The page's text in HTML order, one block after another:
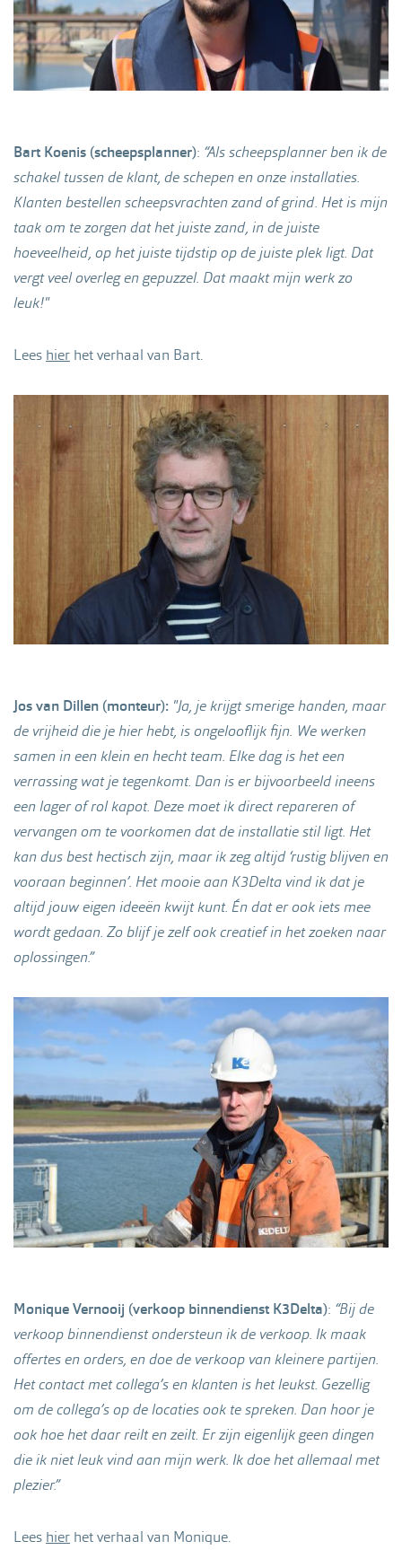
Bart Koenis (scheepsplanner): “Als scheepsplanner ben ik de
schakel tussen de klant, de schepen en onze installaties.
Klanten bestellen scheepsvrachten zand of grind. Het is mijn
taak om te zorgen dat het juiste zand, in de juiste
hoeveelheid, op het juiste tijdstip op de juiste plek ligt. Dat
vergt veel overleg en gepuzzel. Dat maakt mijn werk zo
leuk!"
Lees hier het verhaal van Bart.
Jos van Dillen (monteur): "Ja, je krijgt smerige handen, maar
de vrijheid die je hier hebt, is ongelooflijk fijn. We werken
samen in een klein en hecht team. Elke dag is het een
verrassing wat je tegenkomt. Dan is er bijvoorbeeld ineens
een lager of rol kapot. Deze moet ik direct repareren of
vervangen om te voorkomen dat de installatie stil ligt. Het
kan dus best hectisch zijn, maar ik zeg altijd ‘rustig blijven en
vooraan beginnen’. Het mooie aan K3Delta vind ik dat je
altijd jouw eigen ideeën kwijt kunt. Én dat er ook iets mee
wordt gedaan. Zo blijf je zelf ook creatief in het zoeken naar
oplossingen.”
Monique Vernooij (verkoop binnendienst K3Delta): “Bij de
verkoop binnendienst ondersteun ik de verkoop. Ik maak
offertes en orders, en doe de verkoop van kleinere partijen.
Het contact met collega’s en klanten is het leukst. Gezellig
om de collega’s op de locaties ook te spreken. Dan hoor je
ook hoe het daar reilt en zeilt. Er zijn eigenlijk geen dingen
die ik niet leuk vind aan mijn werk. Ik doe het allemaal met
plezier.”
Lees hier het verhaal van Monique.